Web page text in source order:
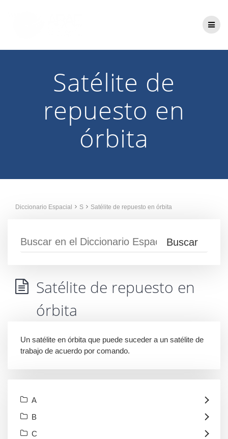
Satélite de
repuesto en
órbita
Diccionario Espacial S Satélite de repuesto en órbita
Satélite de repuesto en
órbita
Un satélite en órbita que puede suceder a un satélite de
trabajo de acuerdo por comando.
A
B
C